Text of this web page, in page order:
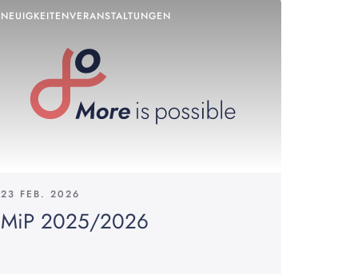
NEUIGKEITENVERANSTALTUNGEN
23 FEB. 2026
MiP 2025/2026